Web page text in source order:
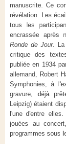
manuscrite. Ce
révélation. Les
tous les
encrassée après
Ronde de Jour. La
critique des
publiée en 1934
allemand, Robert
Symphonies, à
gravure, déjà
Leipzig) étaient
l'une d'entre
jouées au
programmes sous